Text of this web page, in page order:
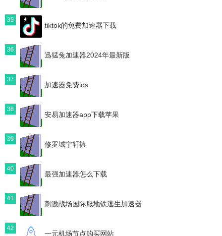
35
tiktok的免费加速器下载
36
迅猛兔加速器2024年最新版
37
加速器免费ios
38
安易加速器app下载苹果
39
修罗域宁轩辕
40
最强加速器怎么下载
41
刺激战场国际服地铁逃生加速器
42
一元机场节点购买网站